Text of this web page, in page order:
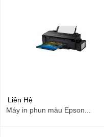
Liên Hệ
Máy in phun màu Epson...